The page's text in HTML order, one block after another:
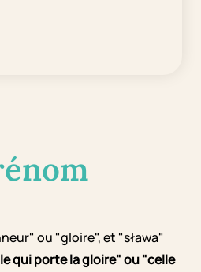
ou "gloire", et "sława"
qui porte la gloire" ou "celle